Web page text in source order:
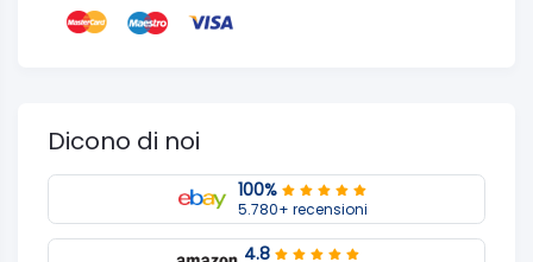
Dicono di noi
100%
5.780+ recensioni
4.8